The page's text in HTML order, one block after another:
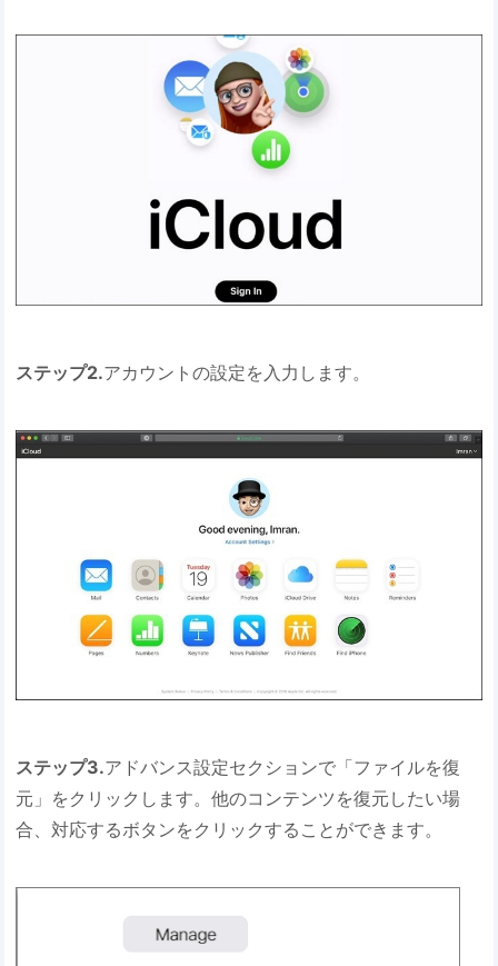
ステップ2.アカウントの設定を入力します。
ステップ3.アドバンス設定セクションで「ファイルを復
元」をクリックします。他のコンテンツを復元したい場
合、対応するボタンをクリックすることができます。